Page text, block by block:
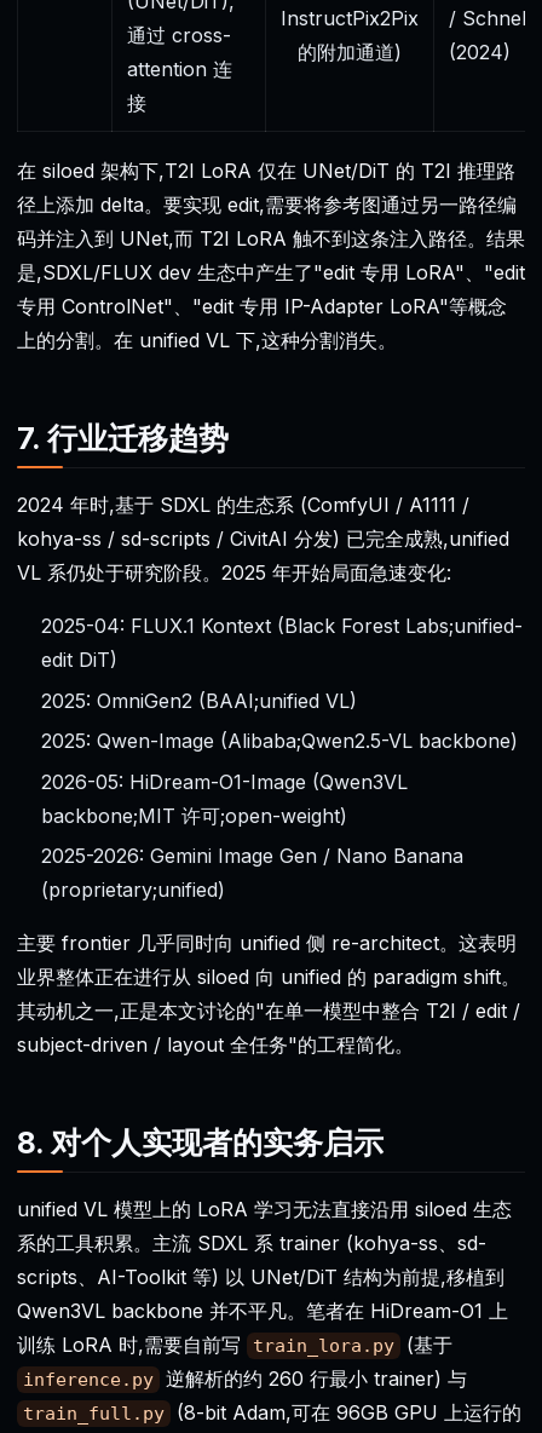
通过 cross-
attention 连
接
InstructPix2Pix
的附加通道)
/ Schnell
(2024)
在 siloed 架构下,T2I LoRA 仅在 UNet/DiT 的 T2I 推理路
径上添加 delta。要实现 edit,需要将参考图通过另一路径编
码并注入到 UNet,而 T2I LoRA 触不到这条注入路径。结果
是,SDXL/FLUX dev 生态中产生了"edit 专用 LoRA"、"edit
专用 ControlNet"、"edit 专用 IP-Adapter LoRA"等概念
上的分割。在 unified VL 下,这种分割消失。
7. 行业迁移趋势
2024 年时,基于 SDXL 的生态系 (ComfyUI / A1111 /
kohya-ss / sd-scripts / CivitAI 分发) 已完全成熟,unified
VL 系仍处于研究阶段。2025 年开始局面急速变化:
2025-04: FLUX.1 Kontext (Black Forest Labs;unified-
edit DiT)
2025: OmniGen2 (BAAI;unified VL)
2025: Qwen-Image (Alibaba;Qwen2.5-VL backbone)
2026-05: HiDream-O1-Image (Qwen3VL
backbone;MIT 许可;open-weight)
2025-2026: Gemini Image Gen / Nano Banana
(proprietary;unified)
主要 frontier 几乎同时向 unified 侧 re-architect。这表明
业界整体正在进行从 siloed 向 unified 的 paradigm shift。
其动机之一,正是本文讨论的"在单一模型中整合 T2I / edit /
subject-driven / layout 全任务"的工程简化。
8. 对个人实现者的实务启示
unified VL 模型上的 LoRA 学习无法直接沿用 siloed 生态
系的工具积累。主流 SDXL 系 trainer (kohya-ss、sd-
scripts、AI-Toolkit 等) 以 UNet/DiT 结构为前提,移植到
Qwen3VL backbone 并不平凡。笔者在 HiDream-O1 上
训练 LoRA 时,需要自前写
train_lora.py (基于
inference.py 逆解析的约 260 行最小 trainer) 与
train_full.py
(8-bit Adam,可在 96GB GPU 上运行的